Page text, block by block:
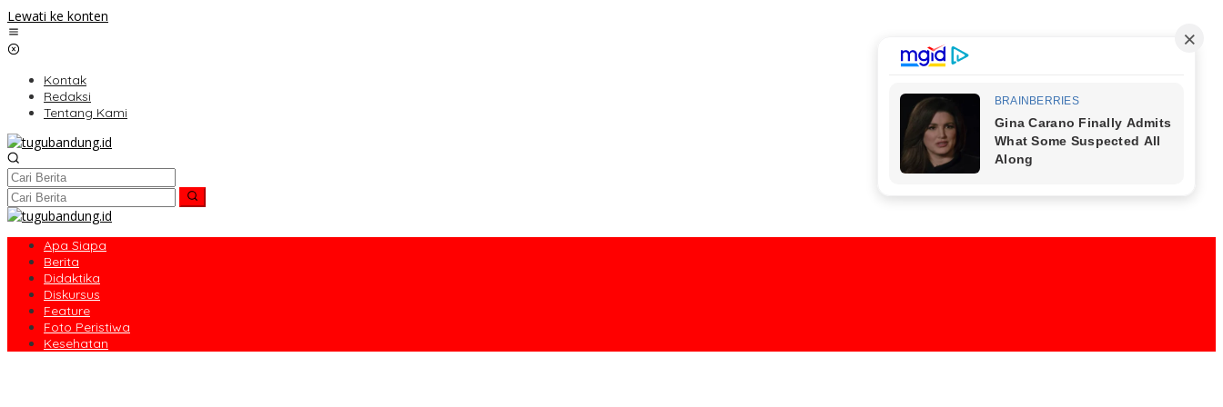
Lewati ke konten
Kontak
Redaksi
Tentang Kami
Apa Siapa
Berita
Didaktika
Diskursus
Feature
Foto Peristiwa
Kesehatan